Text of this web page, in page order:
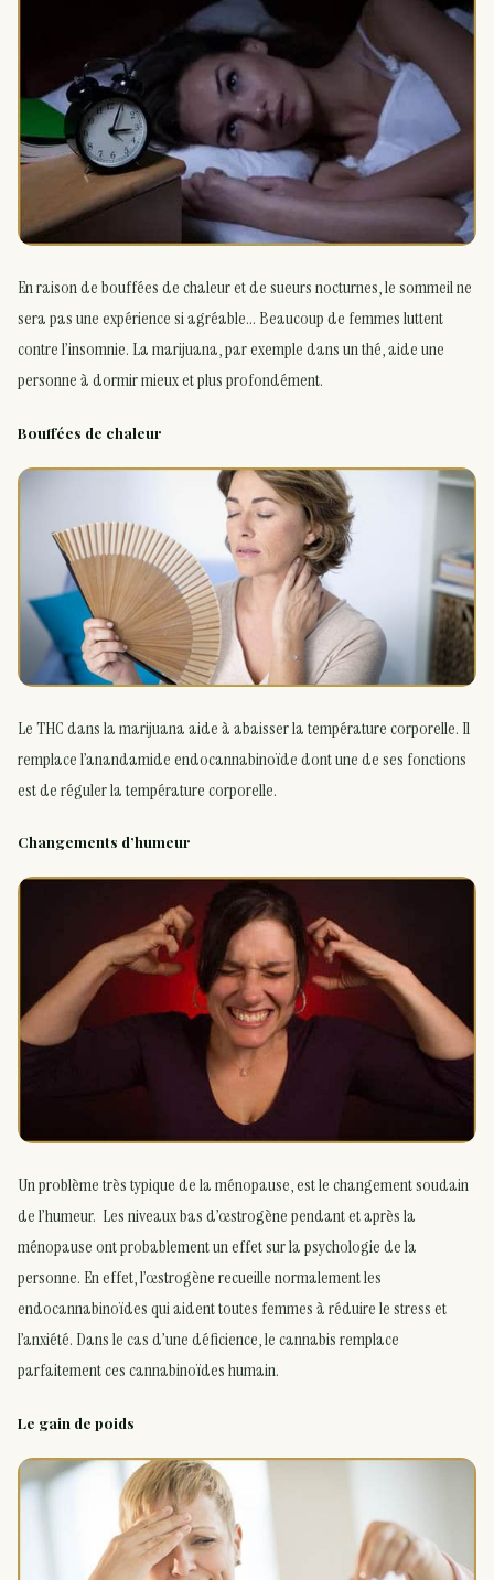
En raison de bouffées de chaleur et de sueurs nocturnes, le sommeil ne
sera pas une expérience si agréable… Beaucoup de femmes luttent
contre l’insomnie. La marijuana, par exemple dans un thé, aide une
personne à dormir mieux et plus profondément.
Bouffées de chaleur
Le THC dans la marijuana aide à abaisser la température corporelle. Il
remplace l’anandamide endocannabinoïde dont une de ses fonctions
est de réguler la température corporelle.
Changements d’humeur
Un problème très typique de la ménopause, est le changement soudain
de l’humeur. Les niveaux bas d’œstrogène pendant et après la
ménopause ont probablement un effet sur la psychologie de la
personne. En effet, l’œstrogène recueille normalement les
endocannabinoïdes qui aident toutes femmes à réduire le stress et
l’anxiété. Dans le cas d’une déficience, le cannabis remplace
parfaitement ces cannabinoïdes humain.
Le gain de poids